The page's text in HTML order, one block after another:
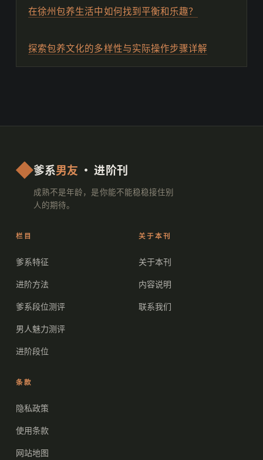
在徐州包养生活中如何找到平衡和乐趣？
探索包养文化的多样性与实际操作步骤详解
爹系男友 · 进阶刊
成熟不是年龄，是你能不能稳稳接住别
人的期待。
栏目
爹系特征
进阶方法
爹系段位测评
男人魅力测评
进阶段位
关于本刊
关于本刊
内容说明
联系我们
条款
隐私政策
使用条款
网站地图